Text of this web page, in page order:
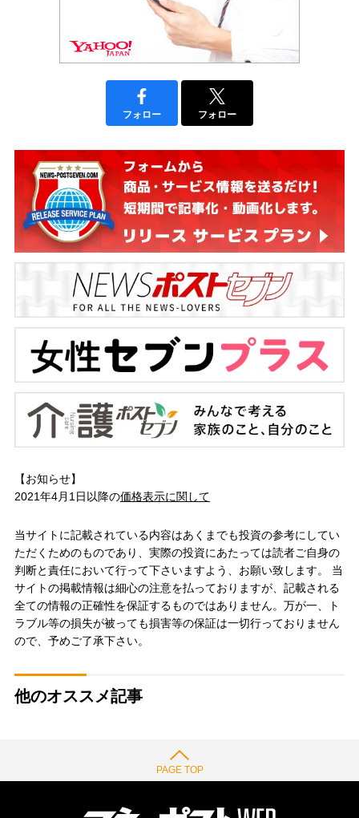
フォロー フォロー
【お知らせ】
2021年4月1日以降の価格表示に関して
当サイトに記載されている内容はあくまでも投資の参考にしてい
ただくためのものであり、実際の投資にあたっては読者ご自身の
判断と責任において行って下さいますよう、お願い致します。 当
サイトの掲載情報は細心の注意を払っておりますが、記載される
全ての情報の正確性を保証するものではありません。万が一、ト
ラブル等の損失が被っても損害等の保証は一切行っておりません
ので、予めご了承下さい。
他のオススメ記事
PAGE TOP